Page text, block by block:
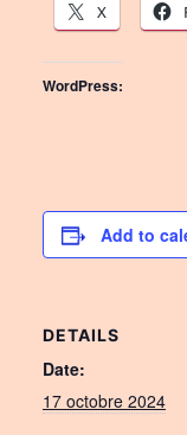
X
WordPress:
Add to
DETAILS
Date:
17 octobre 2024